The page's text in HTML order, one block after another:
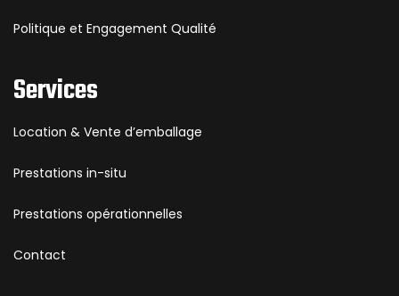
Politique et Engagement Qualité
Services
Location & Vente d’emballage
Prestations in-situ
Prestations opérationnelles
Contact